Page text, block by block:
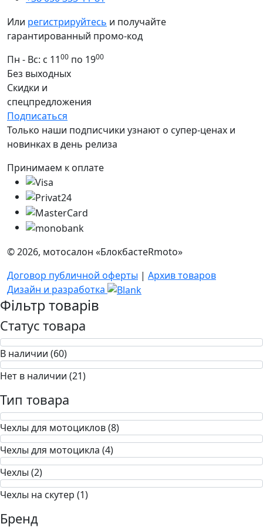
Или регистрируйтесь и получайте
гарантированный промо-код
Пн - Вс: с 1100 по 1900
Без выходных
Скидки и
спецпредложения
Подписаться
Только наши подписчики узнают о супер-ценах и
новинках в день релиза
Принимаем к оплате
© 2026, мотосалон «БлокбастеRmoto»
Договор публичной оферты | Архив товаров
Дизайн и разработка
Фільтр товарів
Статус товара
В наличии (60)
Нет в наличии (21)
Тип товара
Чехлы для мотоциклов (8)
Чехлы для мотоцикла (4)
Чехлы (2)
Чехлы на скутер (1)
Бренд